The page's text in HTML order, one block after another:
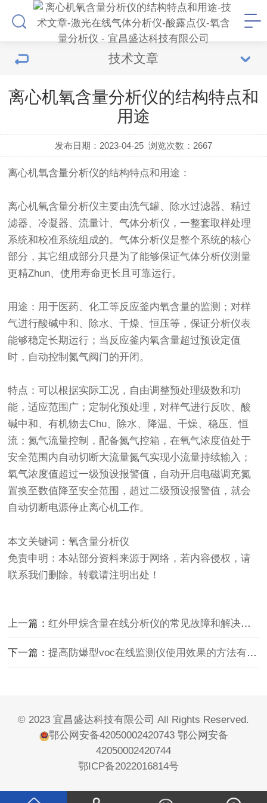
技术文章
离心机氧含量分析仪的结构特点和
用途
发布日期：2023-04-25 浏览次数： 2667
离心机氧含量分析仪的结构特点和用途：
离心机氧含量分析仪主要由洗气罐、除水过滤器、精过
滤器、冷凝器、流量计、气体分析仪，一整套取样处理
系统和校准系统组成的。气体分析仪是整个系统的核心
部分，其它组成部分只是为了能够保证气体分析仪测量
更精Zhun、使用寿命更长且可靠运行。
用途：用于医药、化工等反应釜内氧含量的监测；对样
气进行酸碱中和、除水、干燥、恒压等，保证分析仪表
能够稳定长期运行；当反应釜内氧含量超过预设定值
时，自动控制氮气阀门的开闭。
特点：可以根据实际工况，自由调整预处理级数和功
能，适应范围广；定制化预处理，对样气进行反吹、酸
碱中和、有机物去Chu、除水、降温、干燥、稳压、恒
流；氮气流量控制，配备氮气控箱，在氧气浓度值处于
安全范围内自动切断大流量氮气实现小流量持续输入；
氧气浓度值超过一级预设报警值，自动开启电磁调充氮
置换至数值降至安全范围，超过二级预设报警值，就会
自动切断电源停止离心机工作。
本文关键词：氧含量分析仪
免责申明：本站部分资料来源于网络，若内容侵权，请
联系我们删除。转载请注明出处！
上一篇：红外甲烷含量在线分析仪的常见故障和解决方法
下一篇：提高防爆型voc在线监测仪使用效果的方法有哪些呢？
© 2023 宜昌盛达科技有限公司 All Rights Reserved.
鄂公网安备42050002420743 鄂公网安备
42050002420744
鄂ICP备2022016814号